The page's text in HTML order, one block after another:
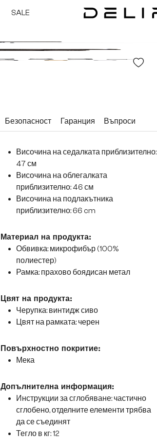
SALE
Безопасност Гаранция Въпроси
Височина на седалката приблизително:
47 см
Височина на облегалката
приблизително: 46 см
Височина на подлакътника
приблизително: 66 cm
Материал на продукта:
Обвивка: микрофибър (100%
полиестер)
Рамка: прахово боядисан метал
Цвят на продукта:
Черупка: винтидж сиво
Цвят на рамката: черен
Повърхностно покритие:
Мека
Допълнителна информация:
Инструкции за сглобяване: частично
сглобено, отделните елементи трябва
да се съединят
Тегло в кг: 12